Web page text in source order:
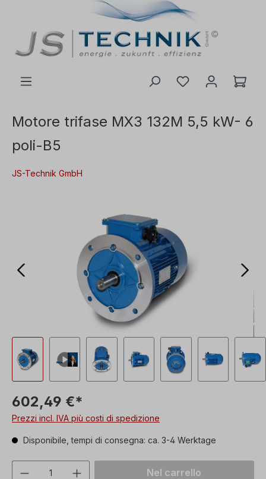
Motore trifase MX3 132M 5,5 kW- 6
poli-B5
JS-Technik GmbH
602,49 €*
Prezzi incl. IVA più costi di spedizione
Disponibile, tempi di consegna: ca. 3-4 Werktage
Quantità del prodotto: inserisci la
Nel carrello